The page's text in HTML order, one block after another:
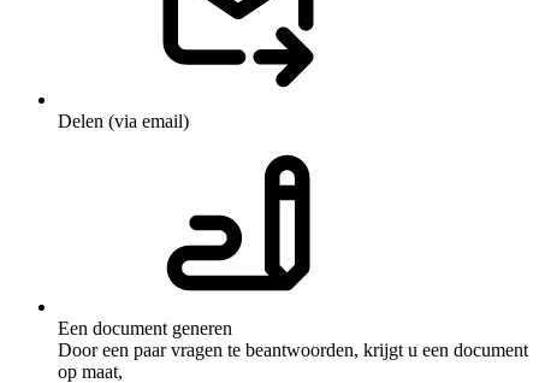
Delen (via email)
Een document generen
Door een paar vragen te beantwoorden, krijgt u een document
op maat,